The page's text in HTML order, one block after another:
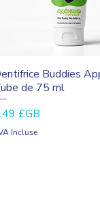
Aperçu
Buddies
de 75 ml
£GB
Incluse